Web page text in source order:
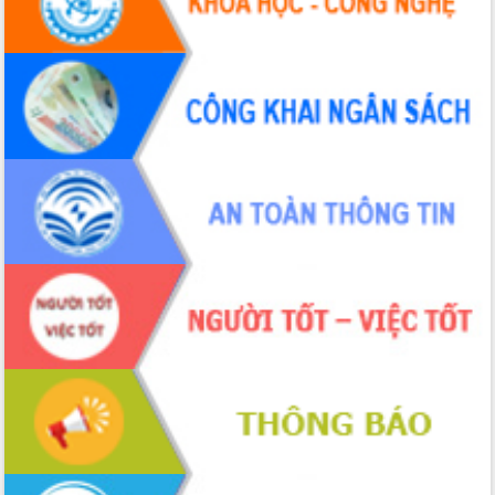
hiện nhiệm vụ quản lý tài sản công
hàng tuần
Tháo gỡ những vướng mắc, đẩy mạnh
công tác cải cách thủ tục hành chính
tại Trung tâm Phục vụ hành chính
công tỉnh
Đắk Lắk: Tôn vinh 46 giải pháp tại Hội
thi Sáng tạo Kỹ thuật 2024 - 2025
Đắk Lắk rà soát, điều chỉnh Đề án 190
về phát triển nuôi trồng thủy sản
Phó Chủ tịch UBND tỉnh Đắk Lắk
Trương Công Thái kiểm tra thực địa
Dự án cao tốc Khánh Hòa - Buôn Ma
Thuột
Định vị cà phê Việt Nam như một “di
sản sống” trong dòng chảy toàn cầu
Xây dựng nông thôn mới: Nâng cao đời
sống người dân từ những mô hình thiết
thực
Quyết liệt tháo gỡ vướng mắc, đẩy